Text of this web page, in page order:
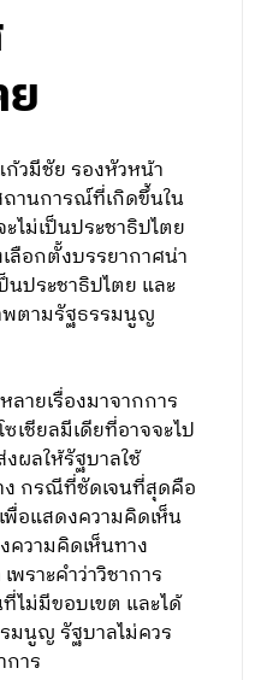
ย
วมีชัย รองหัวหน้า
ถานการณ์ที่เกิดขึ้นใน
ไม่เป็นประชาธิปไตย
ลือกตั้งบรรยากาศน่า
นประชาธิปไตย และ
พตามรัฐธรรมนูญ
ลายเรื่องมาจากการ
เชียลมีเดียที่อาจจะไป
ผลให้รัฐบาลใช้
ง กรณีที่ชัดเจนที่สุดคือ
พื่อแสดงความคิดเห็น
วามคิดเห็นทาง
ราะคำว่าวิชาการ
ไม่มีขอบเขต และได้
มนูญ รัฐบาลไม่ควร
าร